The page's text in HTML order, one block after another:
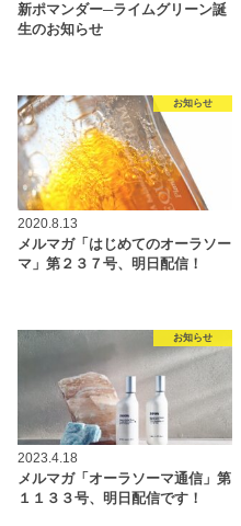
新ポマンダー─ライムグリーン誕
生のお知らせ
お知らせ
2020.8.13
メルマガ「はじめてのオーラソー
マ」第２３７号、明日配信！
お知らせ
2023.4.18
メルマガ「オーラソーマ通信」第
１１３３号、明日配信です！